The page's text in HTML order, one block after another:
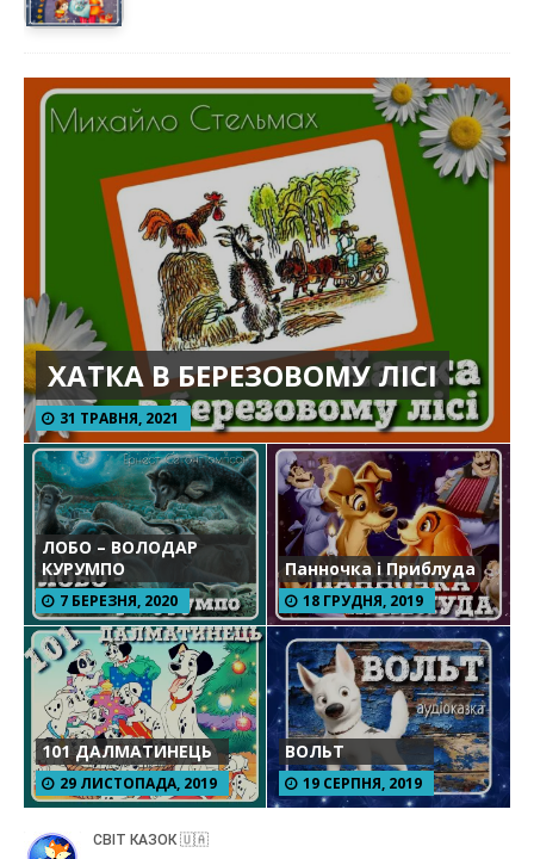
ХАТКА В БЕРЕЗОВОМУ ЛІСІ
31 ТРАВНЯ, 2021
ЛОБО – ВОЛОДАР
КУРУМПО
7 БЕРЕЗНЯ, 2020
Панночка і Приблуда
18 ГРУДНЯ, 2019
101 ДАЛМАТИНЕЦЬ
29 ЛИСТОПАДА, 2019
ВОЛЬТ
19 СЕРПНЯ, 2019